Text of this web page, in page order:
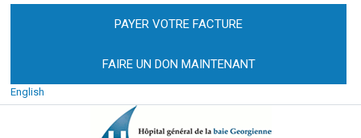
PAYER VOTRE FACTURE
FAIRE UN DON MAINTENANT
English